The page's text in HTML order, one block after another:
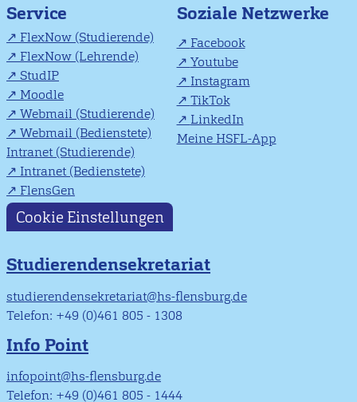
Service
FlexNow (Studierende)
FlexNow (Lehrende)
StudIP
Moodle
Webmail (Studierende)
Webmail (Bedienstete)
Intranet (Studierende)
Intranet (Bedienstete)
FlensGen
Soziale Netzwerke
Facebook
Youtube
Instagram
TikTok
LinkedIn
Meine HSFL-App
Cookie Einstellungen
Studierendensekretariat
studierendensekretariat@hs-flensburg.de
Telefon: +49 (0)461 805 - 1308
Info Point
infopoint@hs-flensburg.de
Telefon: +49 (0)461 805 - 1444